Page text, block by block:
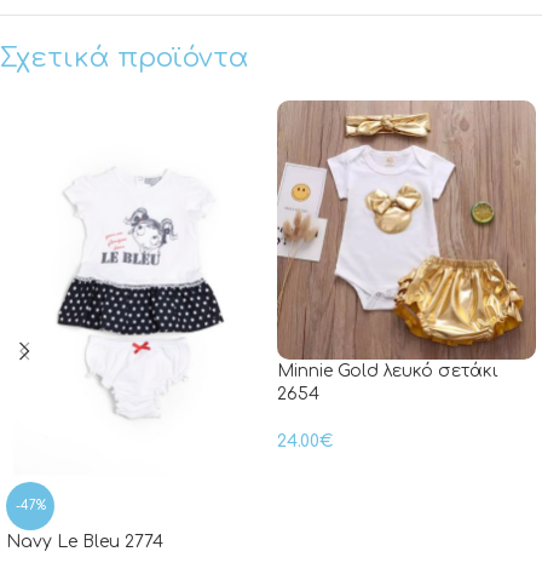
Σχετικά προϊόντα
-47%
Navy Le Bleu 2774
Minnie Gold λευκό σετάκι
2654
24.00€